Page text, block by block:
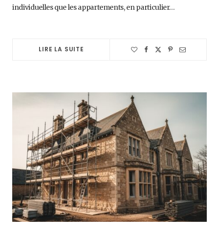
individuelles que les appartements, en particulier…
LIRE LA SUITE